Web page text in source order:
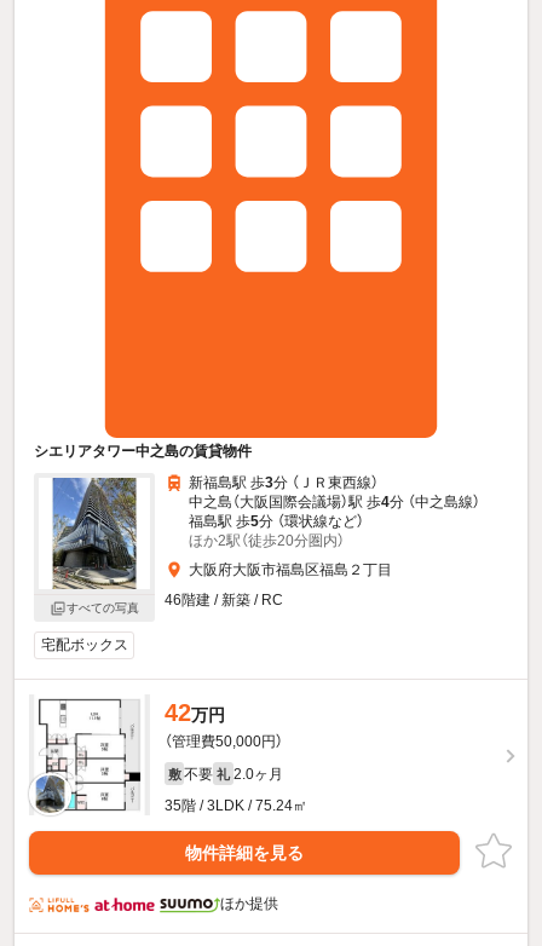
シエリアタワー中之島の賃貸物件
すべての写真
新福島駅 歩3分 （ＪＲ東西線）
中之島（大阪国際会議場）駅 歩4分 （中之島線）
福島駅 歩5分 （環状線など）
ほか2駅（徒歩20分圏内）
大阪府大阪市福島区福島２丁目
46階建 / 新築 / RC
宅配ボックス
42万円
（管理費50,000円）
敷 不要 礼 2.0ヶ月
35階 / 3LDK / 75.24㎡
物件詳細を見る
ほか提供